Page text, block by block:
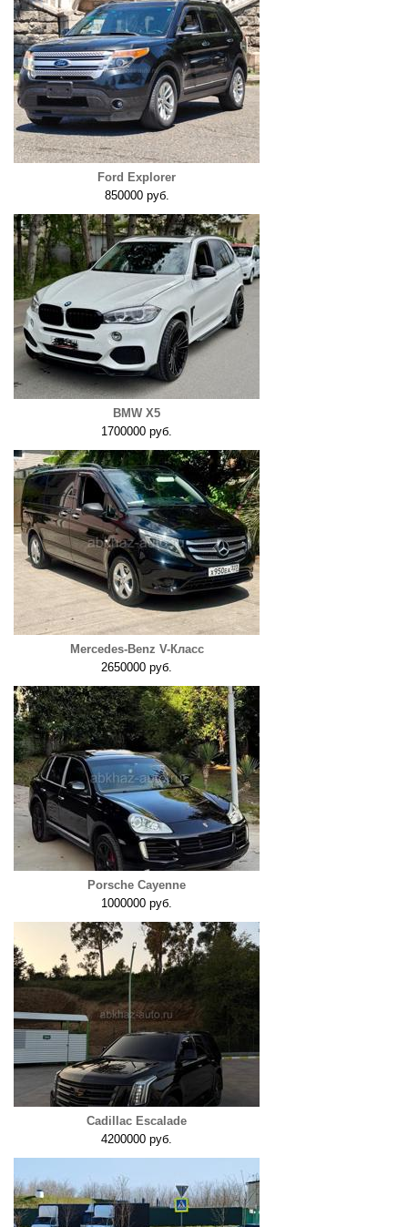
Ford Explorer
850000 руб.
BMW X5
1700000 руб.
Mercedes-Benz V-Класс
2650000 руб.
Porsche Cayenne
1000000 руб.
Cadillac Escalade
4200000 руб.